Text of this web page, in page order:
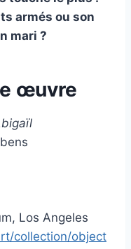
armés ou son
mari ?
œuvre
Los Angeles
collection/object